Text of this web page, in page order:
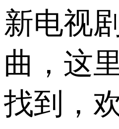
新电视
曲，这
找到，